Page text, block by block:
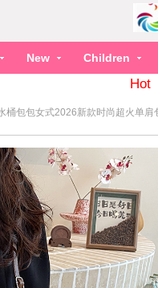
New Children
Hot
桶包包女式2026新款时尚超火单肩